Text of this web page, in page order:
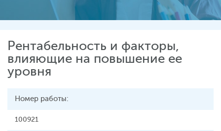
Рентабельность и факторы,
влияющие на повышение ее
уровня
Номер работы:
100921